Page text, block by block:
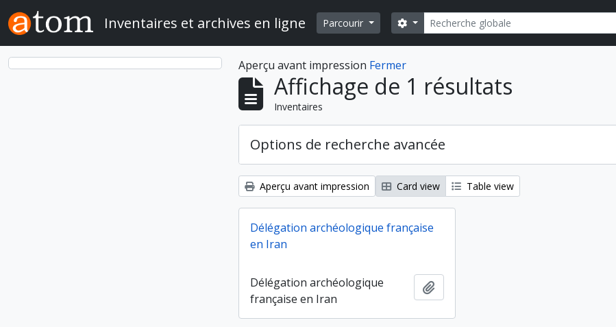
Skip to main content
Inventaires et archives en ligne Parcourir Rechercher
Search options
Aperçu avant impression Fermer
Affichage de 1 résultats
Inventaires
Options de recherche avancée
Aperçu avant impression Card view Table view
Délégation archéologique française
en Iran
Délégation archéologique
française en Iran